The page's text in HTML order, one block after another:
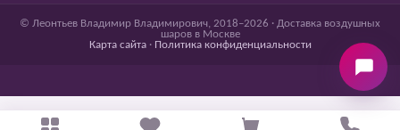
© Леонтьев Владимир Владимирович, 2018–2026 · Доставка воздушных
шаров в Москве
Карта сайта· Политика конфиденциальности